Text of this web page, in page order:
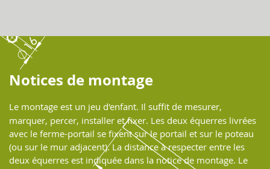
Notices de montage
Le montage est un jeu d'enfant. Il suffit de mesurer,
marquer, percer, installer et fixer. Les deux équerres livrées
avec le ferme-portail se fixent sur le portail et sur le poteau
(ou sur le mur adjacent). La distance à respecter entre les
deux équerres est indiquée dans la notice de montage. Le